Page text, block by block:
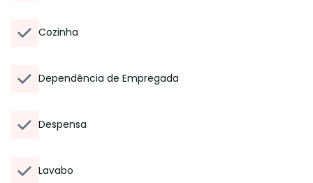
Cozinha
Dependência de Empregada
Despensa
Lavabo